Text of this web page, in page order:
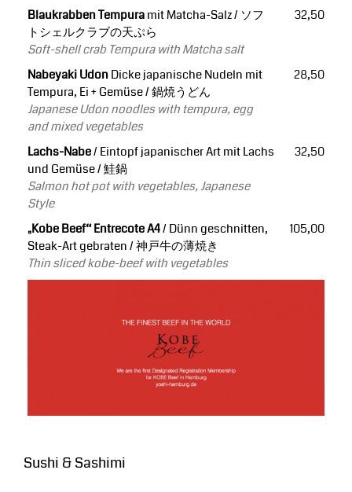
Blaukrabben Tempuramit Matcha-Salz / ソフ
トシェルクラブの天ぷら
Soft-shell crab Tempura with Matcha salt
32,50
Nabeyaki UdonDicke japanische Nudeln mit
Tempura, Ei + Gemüse / 鍋焼うどん
Japanese Udon noodles with tempura, egg
and mixed vegetables
28,50
Lachs-Nabe/ Eintopf japanischer Art mit Lachs
und Gemüse / 鮭鍋
Salmon hot pot with vegetables, Japanese
Style
32,50
„Kobe Beef“ Entrecote A4/ Dünn geschnitten,
Steak-Art gebraten / 神戸牛の薄焼き
Thin sliced kobe-beef with vegetables
105,00
Sushi & Sashimi